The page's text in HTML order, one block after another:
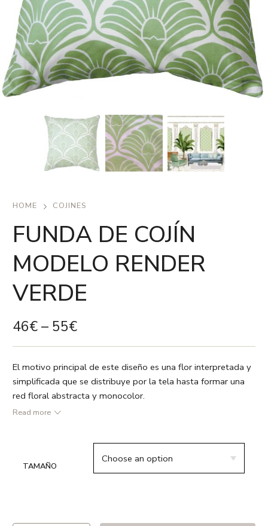
HOME COJINES
FUNDA DE COJÍN
MODELO RENDER
VERDE
46€– 55€
El motivo principal de este diseño es una flor interpretada y
simplificada que se distribuye por la tela hasta formar una
red floral abstracta y monocolor.
● 55% lino 45% algodón
● Vivo en color azul navy
● Relleno no incluido
Read more
TAMAÑO